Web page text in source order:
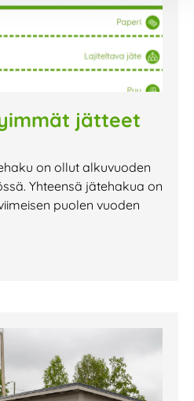
jätteet
on ollut alkuvuoden
Yhteensä jätehakua on
puolen vuoden